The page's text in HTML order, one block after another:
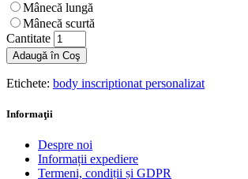
Mânecă lungă
Mânecă scurtă
Cantitate
Adaugă în Coş
Etichete: body inscriptionat personalizat
Informaţii
Despre noi
Informații expediere
Termeni, condiții și GDPR